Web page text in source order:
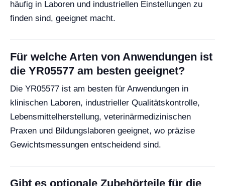
häufig in Laboren und industriellen Einstellungen zu
finden sind, geeignet macht.
Für welche Arten von Anwendungen ist
die YR05577 am besten geeignet?
Die YR05577 ist am besten für Anwendungen in
klinischen Laboren, industrieller Qualitätskontrolle,
Lebensmittelherstellung, veterinärmedizinischen
Praxen und Bildungslaboren geeignet, wo präzise
Gewichtsmessungen entscheidend sind.
Gibt es optionale Zubehörteile für die